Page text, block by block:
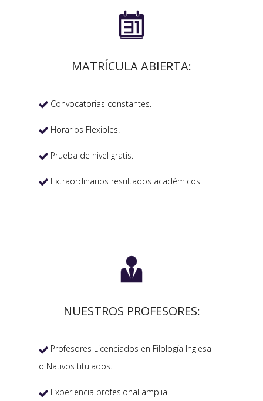

MATRÍCULA ABIERTA:
 Convocatorias constantes.
 Horarios Flexibles.
 Prueba de nivel gratis.
 Extraordinarios resultados académicos.

NUESTROS PROFESORES:
 Profesores Licenciados en Filología Inglesa
o Nativos titulados.
 Experiencia profesional amplia.